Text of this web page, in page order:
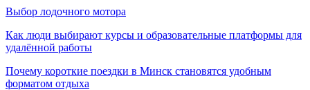
Выбор лодочного мотора
Как люди выбирают курсы и образовательные платформы для
удалённой работы
Почему короткие поездки в Минск становятся удобным
форматом отдыха